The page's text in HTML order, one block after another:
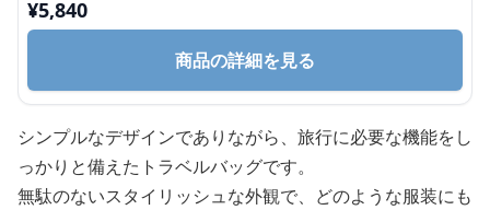
¥5,840
商品の詳細を見る
シンプルなデザインでありながら、旅行に必要な機能をし
っかりと備えたトラベルバッグです。
無駄のないスタイリッシュな外観で、どのような服装にも